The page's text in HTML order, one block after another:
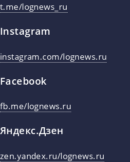
t.me/lognews_ru
Instagram
instagram.com/lognews.ru
Facebook
fb.me/lognews.ru
Яндекс.Дзен
zen.yandex.ru/lognews.ru